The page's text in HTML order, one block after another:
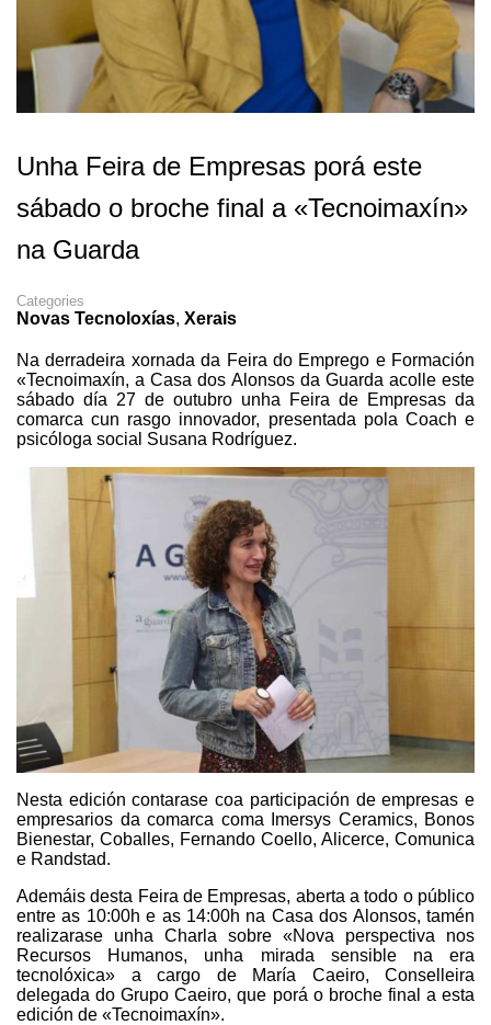
Unha Feira de Empresas porá este
sábado o broche final a «Tecnoimaxín»
na Guarda
Categories
Novas Tecnoloxías, Xerais
Na derradeira xornada da Feira do Emprego e Formación
«Tecnoimaxín, a Casa dos Alonsos da Guarda acolle este
sábado día 27 de outubro unha Feira de Empresas da
comarca cun rasgo innovador, presentada pola Coach e
psicóloga social Susana Rodríguez.
Nesta edición contarase coa participación de empresas e
empresarios da comarca coma Imersys Ceramics, Bonos
Bienestar, Coballes, Fernando Coello, Alicerce, Comunica
e Randstad.
Ademáis desta Feira de Empresas, aberta a todo o público
entre as 10:00h e as 14:00h na Casa dos Alonsos, tamén
realizarase unha Charla sobre «Nova perspectiva nos
Recursos Humanos, unha mirada sensible na era
tecnolóxica» a cargo de María Caeiro, Conselleira
delegada do Grupo Caeiro, que porá o broche final a esta
edición de «Tecnoimaxín».